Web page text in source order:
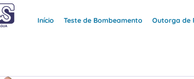
Início Teste de Bombeamento Outorga de